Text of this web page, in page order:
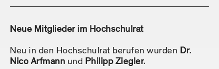
Neue Mitglieder im Hochschulrat
Neu in den Hochschulrat berufen wurden Dr.
Nico Arfmann und Philipp Ziegler.